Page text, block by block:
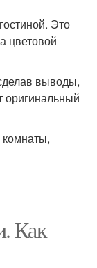
Это
цветовой
выводы,
оригинальный
Как